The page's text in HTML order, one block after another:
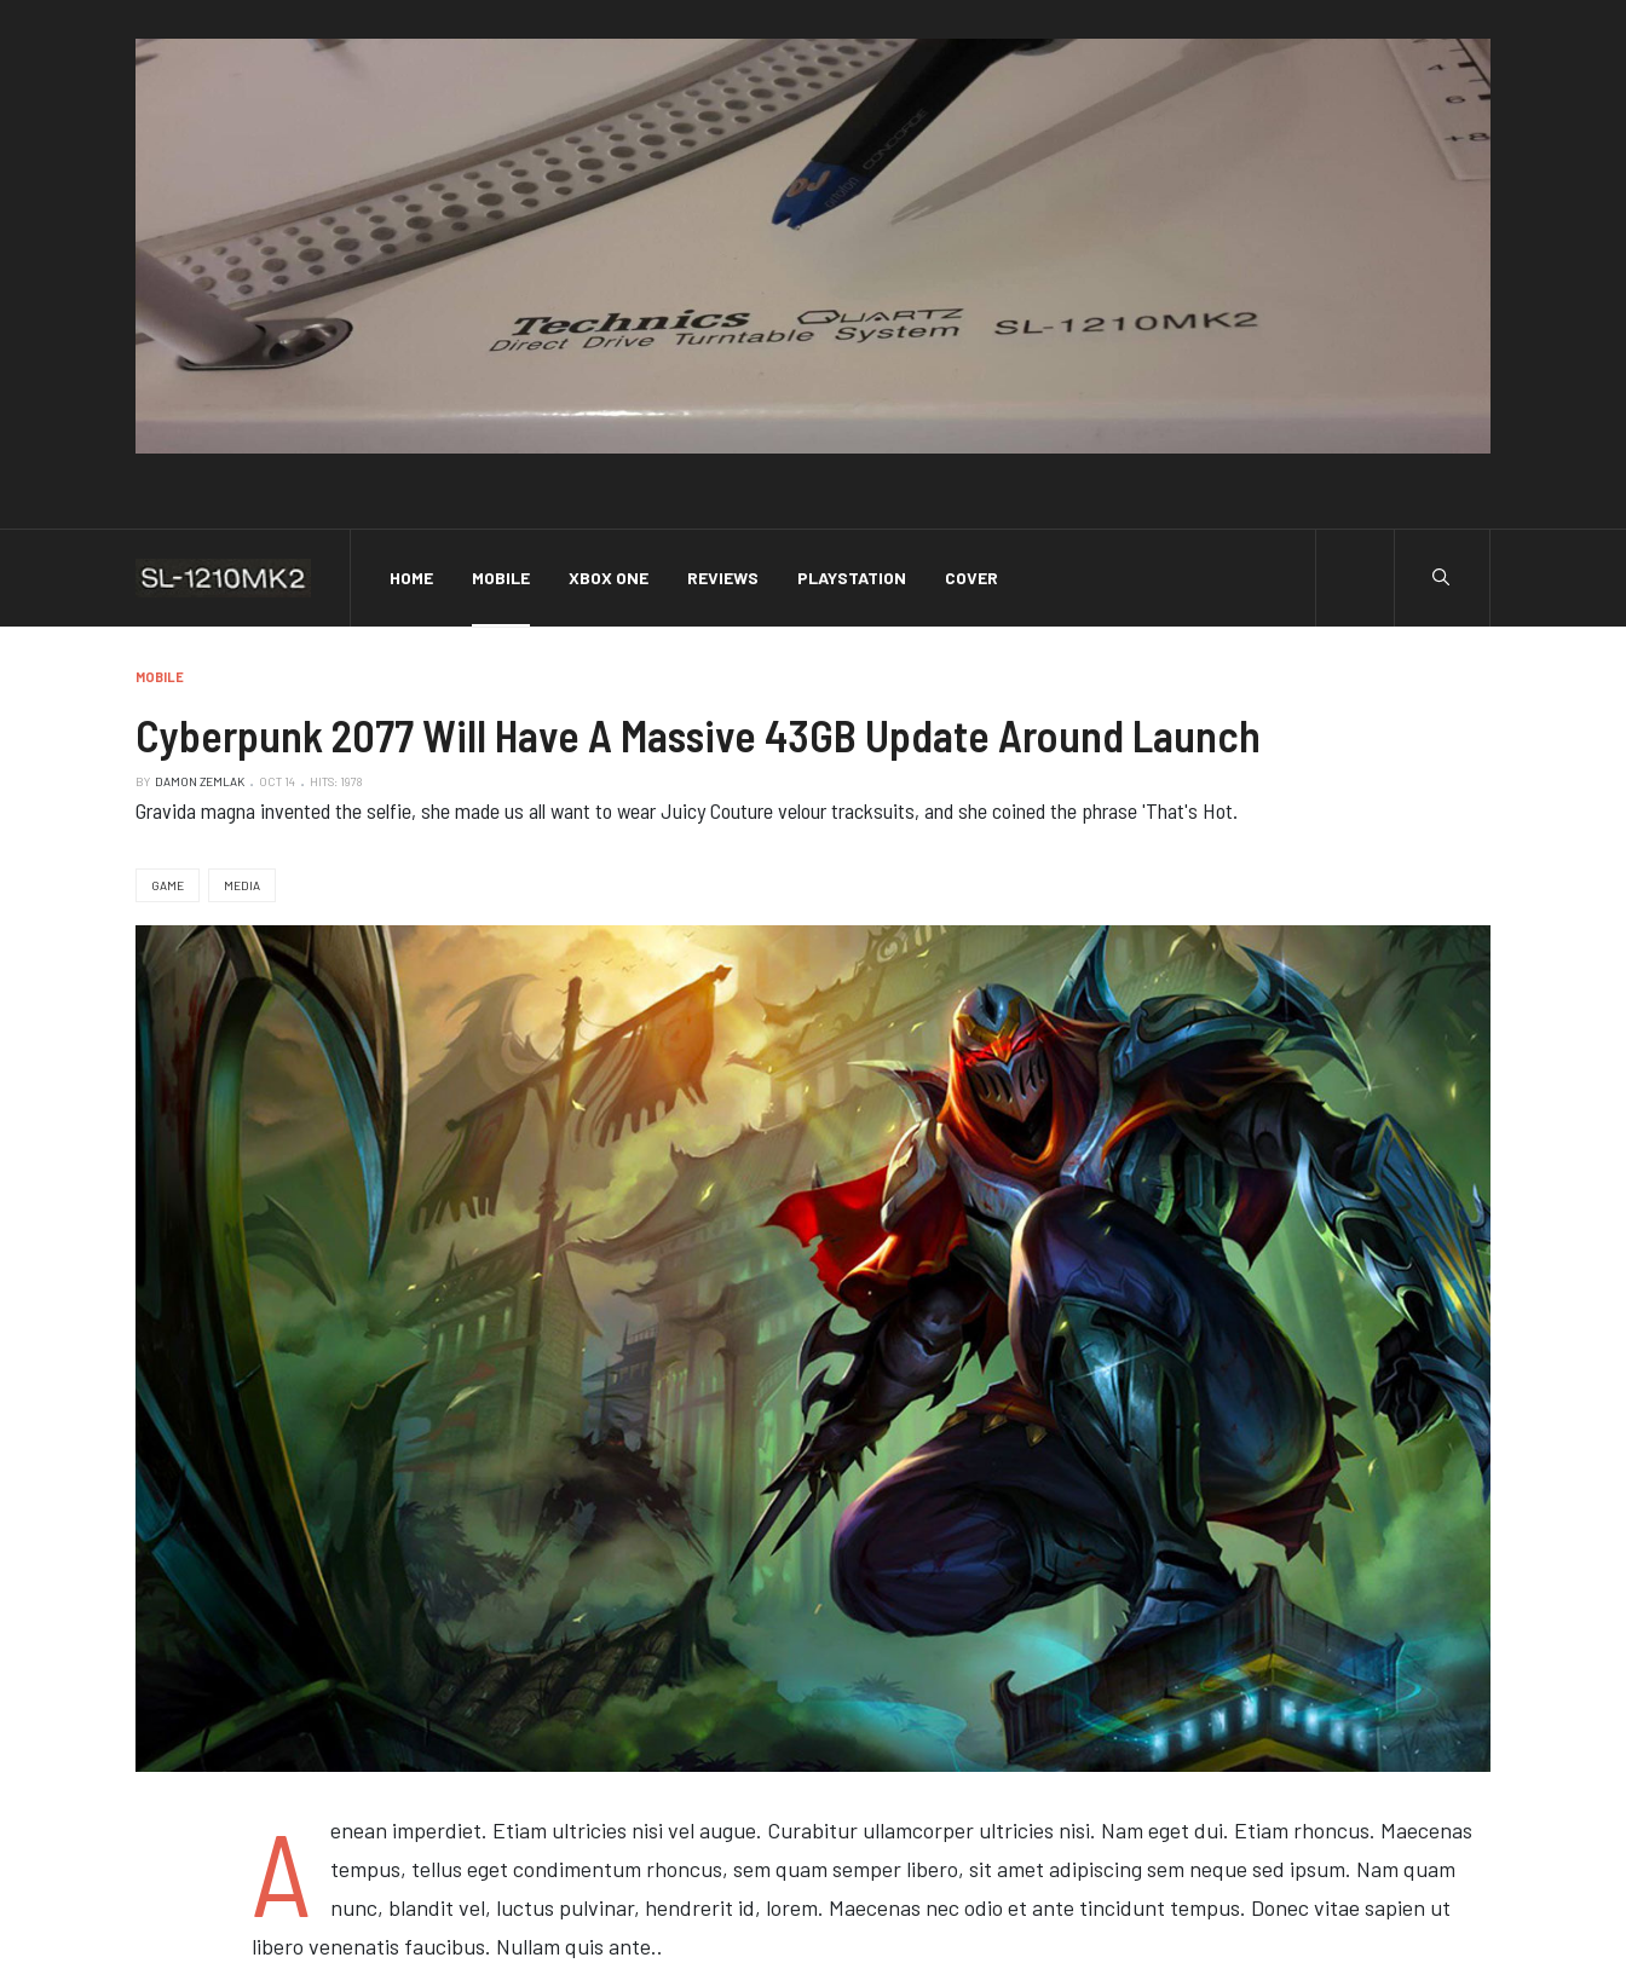
HOME MOBILE XBOX ONE REVIEWS PLAYSTATION COVER
MOBILE
Cyberpunk 2077 Will Have A Massive 43GB Update Around Launch
BY DAMON ZEMLAK OCT 14 HITS: 1978
Gravida magna invented the selfie, she made us all want to wear Juicy Couture velour tracksuits, and she coined the phrase 'That's Hot.
GAME MEDIA
A
enean imperdiet. Etiam ultricies nisi vel augue. Curabitur ullamcorper ultricies nisi. Nam eget dui. Etiam rhoncus. Maecenas
tempus, tellus eget condimentum rhoncus, sem quam semper libero, sit amet adipiscing sem neque sed ipsum. Nam quam
nunc, blandit vel, luctus pulvinar, hendrerit id, lorem. Maecenas nec odio et ante tincidunt tempus. Donec vitae sapien ut
libero venenatis faucibus. Nullam quis ante..